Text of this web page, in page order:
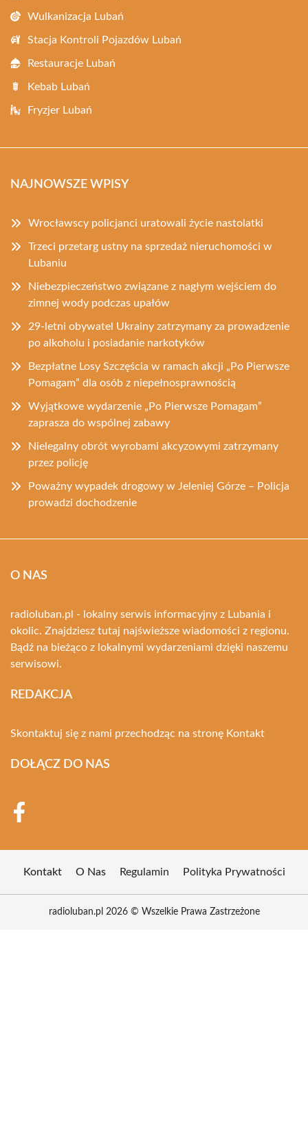
Wulkanizacja Lubań
Stacja Kontroli Pojazdów Lubań
Restauracje Lubań
Kebab Lubań
Fryzjer Lubań
NAJNOWSZE WPISY
Wrocławscy policjanci uratowali życie nastolatki
Trzeci przetarg ustny na sprzedaż nieruchomości w
Lubaniu
Niebezpieczeństwo związane z nagłym wejściem do
zimnej wody podczas upałów
29-letni obywatel Ukrainy zatrzymany za prowadzenie
po alkoholu i posiadanie narkotyków
Bezpłatne Losy Szczęścia w ramach akcji „Po Pierwsze
Pomagam” dla osób z niepełnosprawnością
Wyjątkowe wydarzenie „Po Pierwsze Pomagam”
zaprasza do wspólnej zabawy
Nielegalny obrót wyrobami akcyzowymi zatrzymany
przez policję
Poważny wypadek drogowy w Jeleniej Górze – Policja
prowadzi dochodzenie
O NAS
radioluban.pl - lokalny serwis informacyjny z Lubania i
okolic. Znajdziesz tutaj najświeższe wiadomości z regionu.
Bądź na bieżąco z lokalnymi wydarzeniami dzięki naszemu
serwisowi.
REDAKCJA
Skontaktuj się z nami przechodząc na stronę Kontakt
DOŁĄCZ DO NAS
Kontakt O Nas Regulamin Polityka Prywatności
radioluban.pl 2026 © Wszelkie Prawa Zastrzeżone